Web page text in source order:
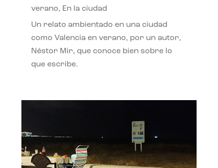
verano, En la ciudad
Un relato ambientado en una ciudad
como Valencia en verano, por un autor,
Néstor Mir, que conoce bien sobre lo
que escribe.